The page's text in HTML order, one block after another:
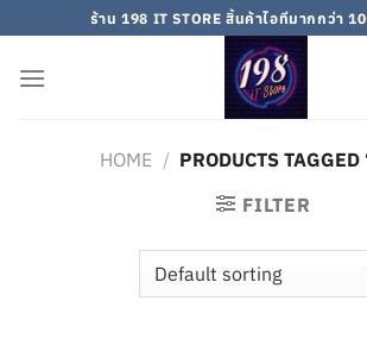
to
content
ร้าน 198 IT STORE สิ้นค้าไอทีมากกว่า
HOME / PRODUCTS
FILTER